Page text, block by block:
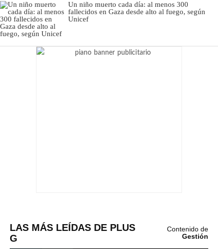
Un niño muerto cada día: al menos 300
fallecidos en Gaza desde alto al fuego, según
Unicef
LAS MÁS LEÍDAS DE PLUS
G
Contenido de
Gestión